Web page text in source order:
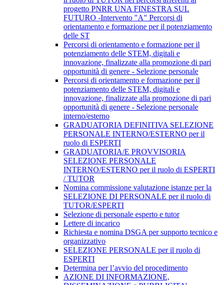
progetto PNRR UNA FINESTRA SUL
FUTURO -Intervento "A" Percorsi di
orientamento e formazione per il potenziamento
delle ST
Percorsi di orientamento e formazione per il
potenziamento delle STEM, digitali e
innovazione, finalizzate alla promozione di pari
opportunità di genere - Selezione personale
Percorsi di orientamento e formazione per il
potenziamento delle STEM, digitali e
innovazione, finalizzate alla promozione di pari
opportunità di genere - Selezione personale
interno/esterno
GRADUATORIA DEFINITIVA SELEZIONE
PERSONALE INTERNO/ESTERNO per il
ruolo di ESPERTI
GRADUATORIA/E PROVVISORIA
SELEZIONE PERSONALE
INTERNO/ESTERNO per il ruolo di ESPERTI
/ TUTOR
Nomina commissione valutazione istanze per la
SELEZIONE DI PERSONALE per il ruolo di
TUTOR/ESPERTI
Selezione di personale esperto e tutor
Lettere di incarico
Richiesta e nomina DSGA per supporto tecnico e
organizzativo
SELEZIONE PERSONALE per il ruolo di
ESPERTI
Determina per l’avvio del procedimento
AZIONE DI INFORMAZIONE,